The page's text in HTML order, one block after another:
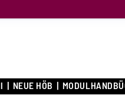
NEUE HÖB